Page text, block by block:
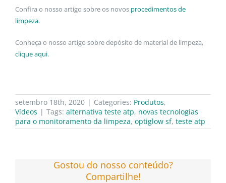
Confira o nosso artigo sobre os novos procedimentos de
limpeza.
Conheça o nosso artigo sobre depósito de material de limpeza,
clique aqui.
setembro 18th, 2020 | Categories: Produtos,
Vídeos | Tags: alternativa teste atp, novas tecnologias
para o monitoramento da limpeza, optiglow sf, teste atp
Gostou do nosso conteúdo?
Compartilhe!